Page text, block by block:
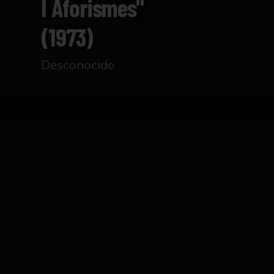
I Aforismes"
(1973)
Desconocido